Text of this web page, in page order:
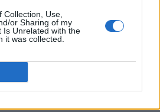
Use,
or Sharing of my
Is Unrelated with the
it was collected.
Andrew Cho (Βανκούβερ),
του sit ski, Josh Dueck
αγωνιστικών
Plewa (Ντανβίλ) και τον
MacDonald (Τορόντο).